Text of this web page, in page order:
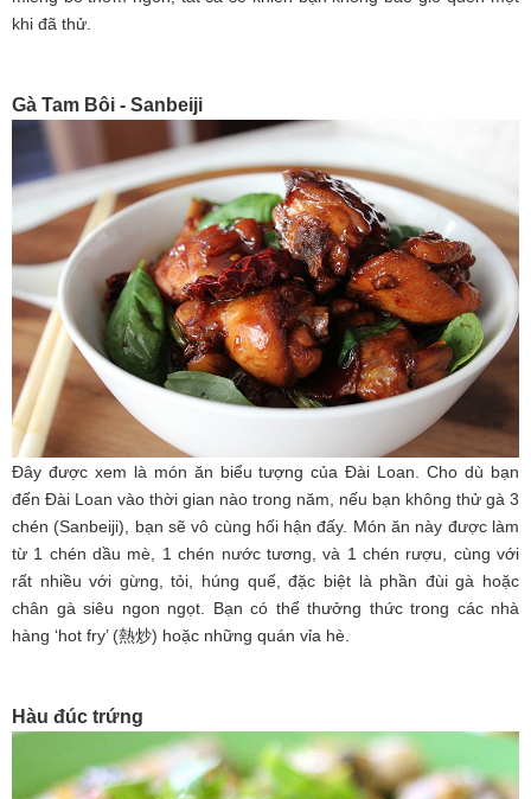
khi đã thử.
Gà Tam Bôi - Sanbeiji
Đây được xem là món ăn biểu tượng của Đài Loan. Cho dù bạn
đến Đài Loan vào thời gian nào trong năm, nếu bạn không thử gà 3
chén (Sanbeiji), bạn sẽ vô cùng hối hận đấy. Món ăn này được làm
từ 1 chén dầu mè, 1 chén nước tương, và 1 chén rượu, cùng với
rất nhiều với gừng, tỏi, húng quế, đặc biệt là phần đùi gà hoặc
chân gà siêu ngon ngọt. Bạn có thể thưởng thức trong các nhà
hàng ‘hot fry’ (熱炒) hoặc những quán vỉa hè.
Hàu đúc trứng